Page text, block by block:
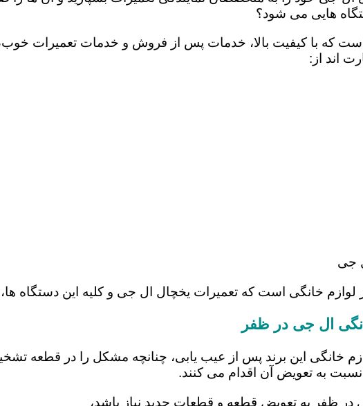
هایی می شود؟
که با کیفیت بالا، خدمات پس از فروش و خدمات تعمیرات خوب،
اند از:
جی
لوازم خانگی است که تعمیرات یخچال ال جی و کلیه این
ال جی در ظفر
خانگی این برند پس از عیب یابی، چنانچه مشکل را در قطعه
نسبت به تعویض آن اقدام می کنند.
در ظفر به تعویض قطعه و قطعات جدید نیاز باشد،